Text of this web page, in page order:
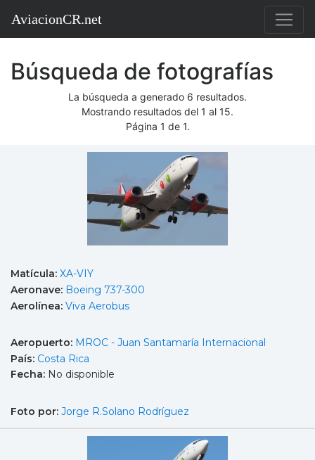
AviacionCR.net
Búsqueda de fotografías
La búsqueda a generado 6 resultados.
Mostrando resultados del 1 al 15.
Página 1 de 1.
Matícula: XA-VIY
Aeronave: Boeing 737-300
Aerolínea: Viva Aerobus
Aeropuerto: MROC - Juan Santamaría Internacional
País: Costa Rica
Fecha: No disponible
Foto por: Jorge R.Solano Rodríguez